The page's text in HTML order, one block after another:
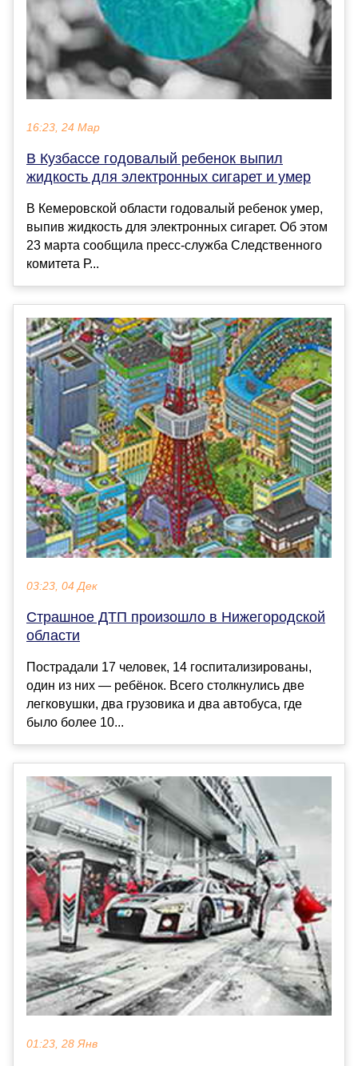
16:23, 24 Мар
В Кузбассе годовалый ребенок выпил
жидкость для электронных сигарет и умер
В Кемеровской области годовалый ребенок умер,
выпив жидкость для электронных сигарет. Об этом
23 марта сообщила пресс-служба Следственного
комитета Р...
03:23, 04 Дек
Страшное ДТП произошло в Нижегородской
области
Пострадали 17 человек, 14 госпитализированы,
один из них — ребёнок. Всего столкнулись две
легковушки, два грузовика и два автобуса, где
было более 10...
01:23, 28 Янв